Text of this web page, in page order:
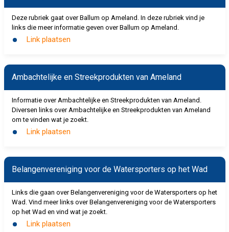
Deze rubriek gaat over Ballum op Ameland. In deze rubriek vind je
links die meer informatie geven over Ballum op Ameland.
Link plaatsen
Ambachtelijke en Streekprodukten van Ameland
Informatie over Ambachtelijke en Streekprodukten van Ameland.
Diversen links over Ambachtelijke en Streekprodukten van Ameland
om te vinden wat je zoekt.
Link plaatsen
Belangenvereniging voor de Watersporters op het Wad
Links die gaan over Belangenvereniging voor de Watersporters op het
Wad. Vind meer links over Belangenvereniging voor de Watersporters
op het Wad en vind wat je zoekt.
Link plaatsen